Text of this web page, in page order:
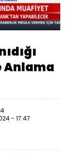
Oynatma
Hızı
Anlama
- 17:47